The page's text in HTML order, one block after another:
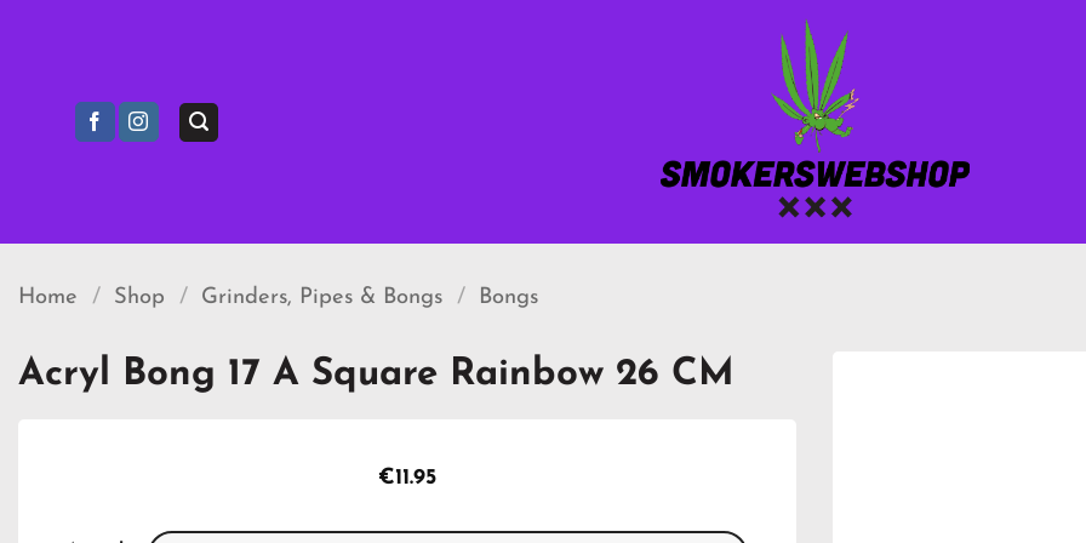
Home / Shop / Grinders, Pipes & Bongs / Bongs
Acryl Bong 17 A Square Rainbow 26 CM
€11.95